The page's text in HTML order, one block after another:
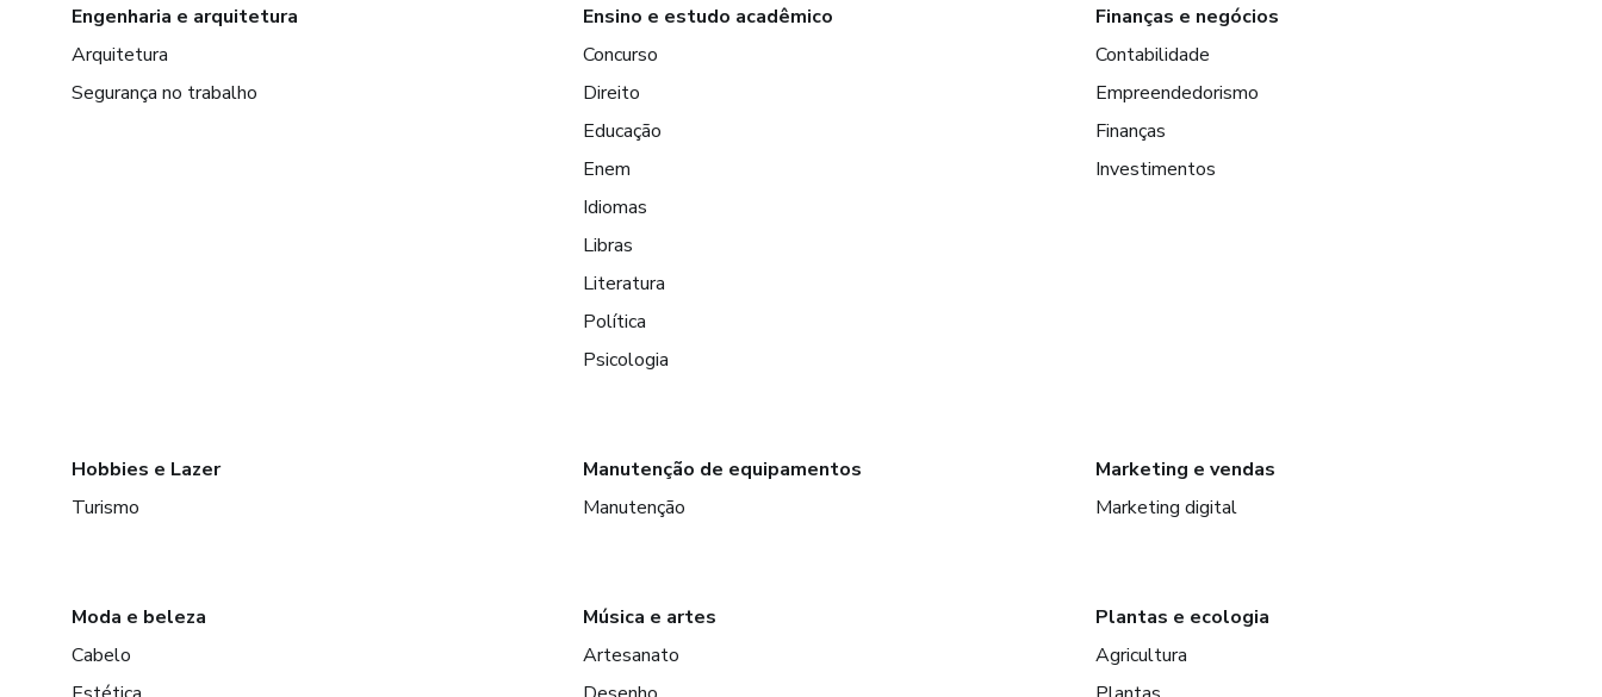
Engenharia e arquitetura
Arquitetura
Segurança no trabalho
Ensino e estudo acadêmico
Concurso
Direito
Educação
Enem
Idiomas
Libras
Literatura
Política
Psicologia
Finanças e negócios
Contabilidade
Empreendedorismo
Finanças
Investimentos
Hobbies e Lazer
Turismo
Manutenção de equipamentos
Manutenção
Marketing e vendas
Marketing digital
Moda e beleza
Cabelo
Música e artes
Artesanato
Plantas e ecologia
Agricultura